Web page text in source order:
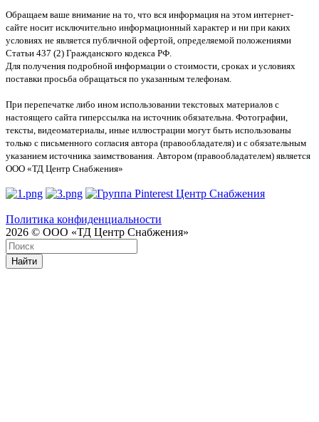
Обращаем ваше внимание на то, что вся информация на этом интернет-
сайте носит исключительно информационный характер и ни при каких
условиях не является публичной офертой, определяемой положениями
Статьи 437 (2) Гражданского кодекса РФ.
Для получения подробной информации о стоимости, сроках и условиях
поставки просьба обращаться по указанным телефонам.
При перепечатке либо ином использовании текстовых материалов с
настоящего сайта гиперссылка на источник обязательна. Фотографии,
тексты, видеоматериалы, иные иллюстрации могут быть использованы
только с письменного согласия автора (правообладателя) и с обязательным
указанием источника заимствования. Автором (правообладателем) является
ООО «ТД Центр Снабжения»
Политика конфиденциальности
2026 © ООО «ТД Центр Снабжения»
Найти